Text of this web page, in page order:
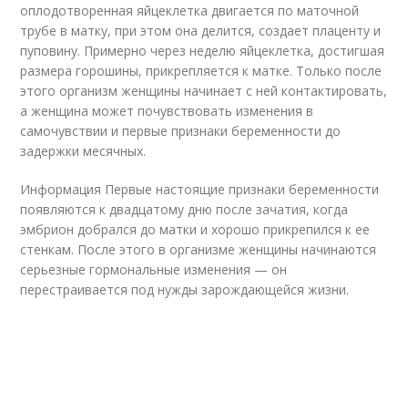
оплодотворенная яйцеклетка двигается по маточной
трубе в матку, при этом она делится, создает плаценту и
пуповину. Примерно через неделю яйцеклетка, достигшая
размера горошины, прикрепляется к матке. Только после
этого организм женщины начинает с ней контактировать,
а женщина может почувствовать изменения в
самочувствии и первые признаки беременности до
задержки месячных.
Информация Первые настоящие признаки беременности
появляются к двадцатому дню после зачатия, когда
эмбрион добрался до матки и хорошо прикрепился к ее
стенкам. После этого в организме женщины начинаются
серьезные гормональные изменения — он
перестраивается под нужды зарождающейся жизни.